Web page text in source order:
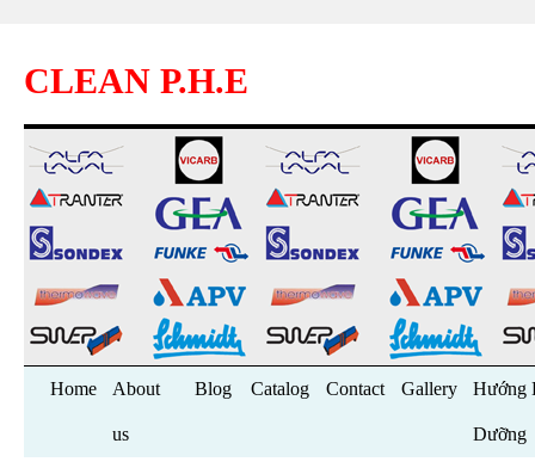
CLEAN P.H.E
Skip
Home About
us
Blog Catalog Contact Gallery Hướng
Dưỡng